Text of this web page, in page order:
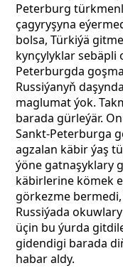
Peterburg
çagyryşyna
bolsa, Türkiýä
kynçylyklar sebäpli
Peterburgda
Russiýanyň
maglumat ýok.
barada gürleýär.
Sankt-Peterburga
agzalan käbir ýaş
ýöne gatnaşyklary
käbirlerine kömek
görkezme
Russiýada
üçin bu ýurda
gidendigi barada
habar aldy.